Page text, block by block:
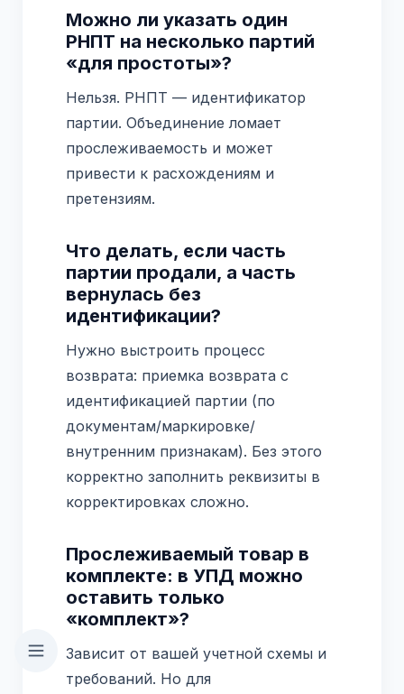
Можно ли указать один
РНПТ на несколько партий
«для простоты»?
Нельзя. РНПТ — идентификатор
партии. Объединение ломает
прослеживаемость и может
привести к расхождениям и
претензиям.
Что делать, если часть
партии продали, а часть
вернулась без
идентификации?
Нужно выстроить процесс
возврата: приемка возврата с
идентификацией партии (по
документам/маркировке/
внутренним признакам). Без этого
корректно заполнить реквизиты в
корректировках сложно.
Прослеживаемый товар в
комплекте: в УПД можно
оставить только
«комплект»?
Зависит от вашей учетной схемы и
требований. Но для